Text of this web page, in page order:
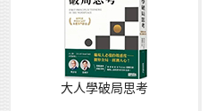
大人學破局思考